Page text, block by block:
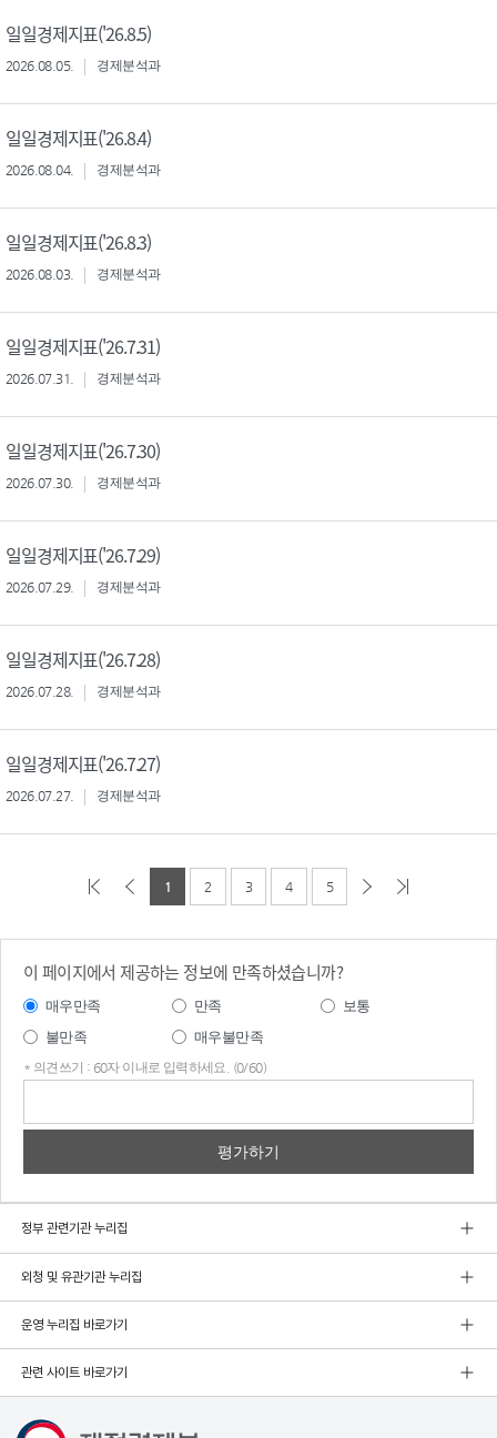
일일경제지표('26.8.5)
2026.08.05. 경제분석과
일일경제지표('26.8.4)
2026.08.04. 경제분석과
일일경제지표('26.8.3)
2026.08.03. 경제분석과
일일경제지표('26.7.31)
2026.07.31. 경제분석과
일일경제지표('26.7.30)
2026.07.30. 경제분석과
일일경제지표('26.7.29)
2026.07.29. 경제분석과
일일경제지표('26.7.28)
2026.07.28. 경제분석과
일일경제지표('26.7.27)
2026.07.27. 경제분석과
1 2 3 4 5
이 페이지에서 제공하는 정보에 만족하셨습니까?
매우만족 만족
보통
불만족
매우불만족
* 의견쓰기 : 60자 이내로 입력하세요. (0/60)
정부 관련기관 누리집
외청 및 유관기관 누리집
운영 누리집 바로가기
관련 사이트 바로가기